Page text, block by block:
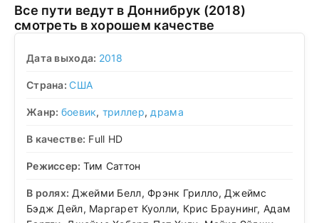
Все пути ведут в Доннибрук (2018)
смотреть в хорошем качестве
Дата выхода: 2018
Страна:США
Жанр: боевик, триллер, драма
В качестве: Full HD
Режиссер: Тим Саттон
В ролях: Джейми Белл, Фрэнк Грилло, Джеймс
Бэдж Дейл, Маргарет Куолли, Крис Браунинг, Адам